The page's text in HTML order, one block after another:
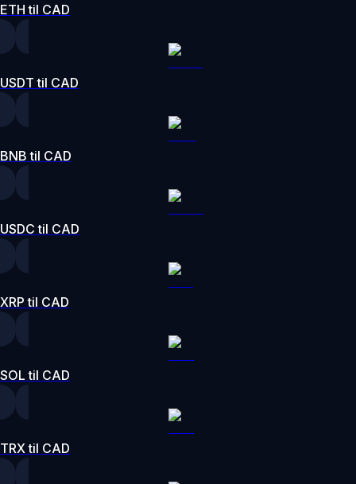
ETH til CAD
USDT til CAD
BNB til CAD
USDC til CAD
XRP til CAD
SOL til CAD
TRX til CAD